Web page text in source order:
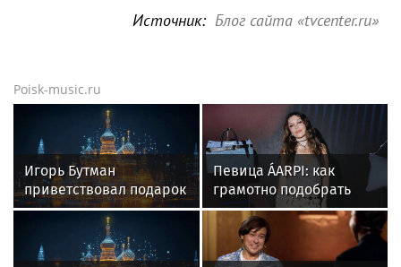
Источник: Блог сайта «tvcenter.ru»
Poisk-music.ru
Игорь Бутман
приветствовал подарок
квартиры артистке
Певица ÁARPI: как
грамотно подобрать
гардероб для
выступлений